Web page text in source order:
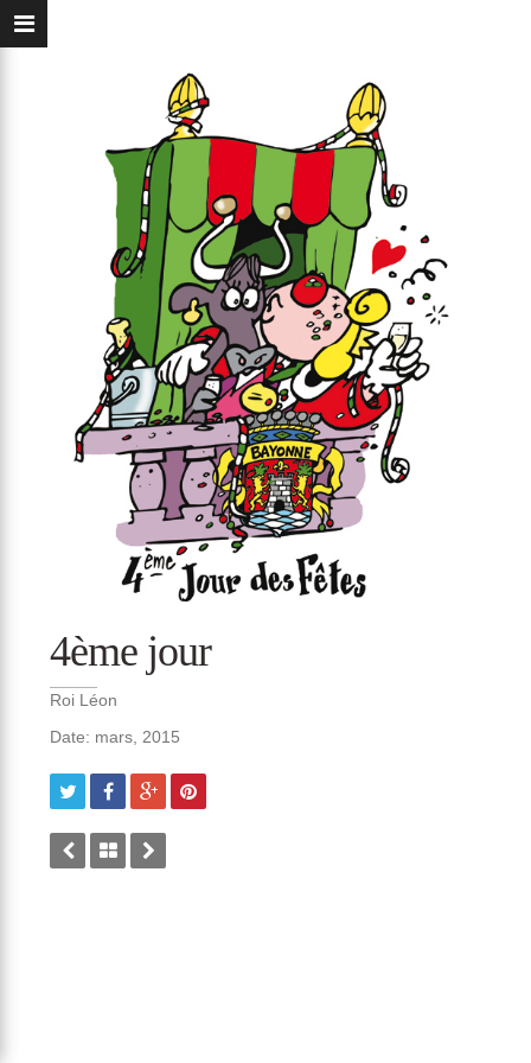
4ème jour
Roi Léon
Date: mars, 2015